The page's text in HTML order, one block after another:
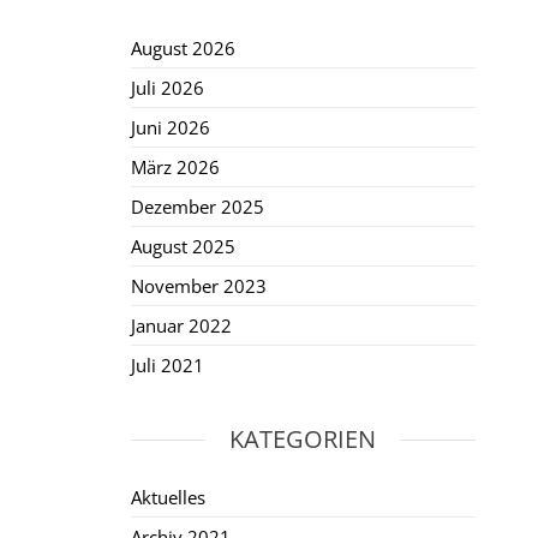
August 2026
Juli 2026
Juni 2026
März 2026
Dezember 2025
August 2025
November 2023
Januar 2022
Juli 2021
KATEGORIEN
Aktuelles